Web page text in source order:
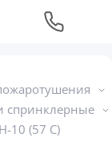
спринклерные
10 (57 С)